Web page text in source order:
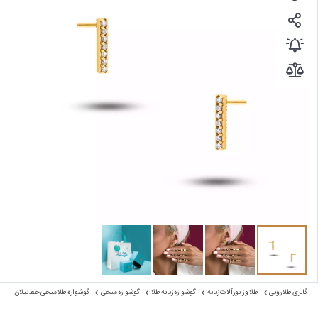
مجله روبی
درباره ما
اعطای نمایندگی
گالری طلا روبی طلا و زیورآلات زنانه گوشواره زنانه طلا گوشواره میخی گوشواره طلا میخی خط نیلان